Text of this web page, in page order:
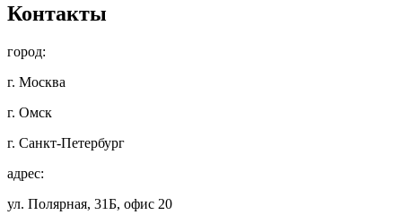
Контакты
город:
г. Москва
г. Омск
г. Санкт-Петербург
адрес:
ул. Полярная, 31Б, офис 20